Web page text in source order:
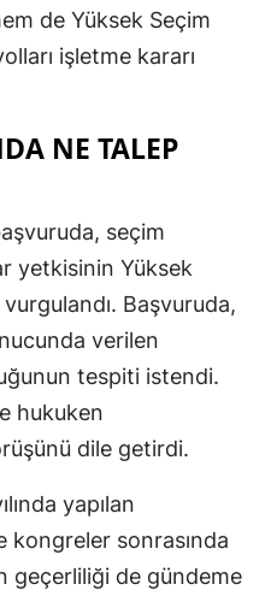
de Yüksek Seçim
işletme kararı
NE TALEP
seçim
yetkisinin Yüksek
Başvuruda,
verilen
tespiti istendi.
hukuken
dile getirdi.
yapılan
kongreler sonrasında
geçerliliği de gündeme